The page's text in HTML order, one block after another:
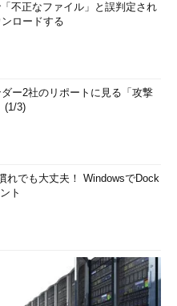
不正なファイル」と誤判定され
ロードする
ー2社のリポートに見る「攻撃
(1/3)
れでも大丈夫！ WindowsでDock
ト